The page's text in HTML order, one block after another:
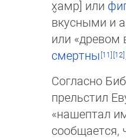
х̮амр] или
вкус­ны­ми и
или «древом
смерт­ны
.
Согласно
прельстил
«нашептал
сообщается,